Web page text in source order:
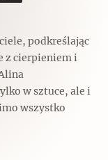
podkreślając
z cierpieniem i
w sztuce, ale i
wszystko